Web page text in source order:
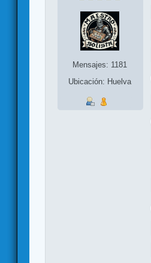
Mensajes: 1181
Ubicación: Huelva